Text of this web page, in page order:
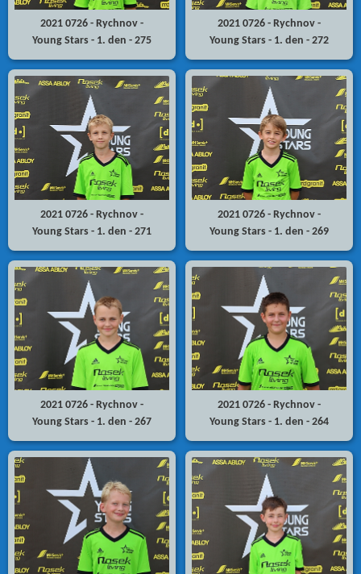
2021 0726 - Rychnov -
Young Stars - 1. den - 275
2021 0726 - Rychnov -
Young Stars - 1. den - 272
2021 0726 - Rychnov -
Young Stars - 1. den - 271
2021 0726 - Rychnov -
Young Stars - 1. den - 269
2021 0726 - Rychnov -
Young Stars - 1. den - 267
2021 0726 - Rychnov -
Young Stars - 1. den - 264